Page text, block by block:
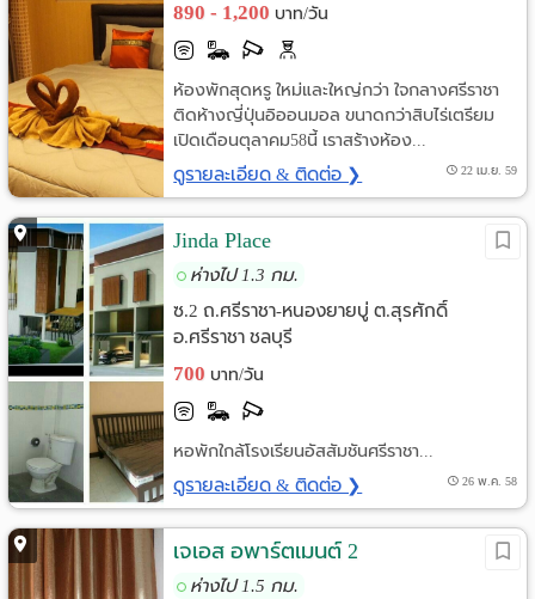
890 - 1,200 บาท/วัน
ห้องพักสุดหรู ใหม่และใหญ่กว่า ใจกลางศรีราชา
ติดห้างญี่ปุ่นอิออนมอล ขนาดกว่าสิบไร่เตรียม
เปิดเดือนตุลาคม58นี้ เราสร้างห้อง...
ดูรายละเอียด & ติดต่อ ❯ 22 เม.ย. 59
Jinda Place
ห่างไป 1.3 กม.
ซ.2 ถ.ศรีราชา-หนองยายบู่ ต.สุรศักดิ์
อ.ศรีราชา ชลบุรี
700 บาท/วัน
หอพักใกล้โรงเรียนอัสสัมชันศรีราชา...
ดูรายละเอียด & ติดต่อ ❯ 26 พ.ค. 58
เจเอส อพาร์ตเมนต์ 2
ห่างไป 1.5 กม.